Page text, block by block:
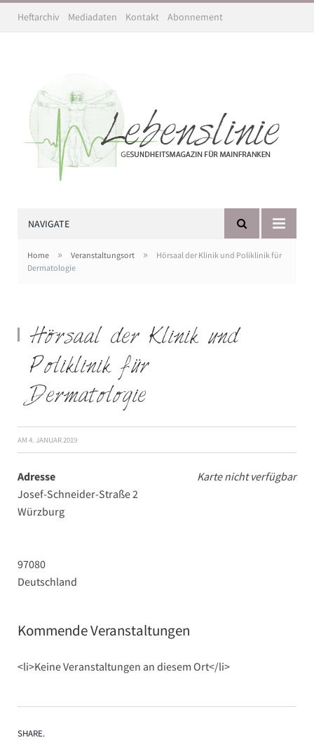
Heftarchiv Mediadaten Kontakt Abonnement
NAVIGATE
Home » Veranstaltungsort »
Hörsaal der Klinik und Poliklinik für
Dermatologie
Hörsaal der Klinik und
Poliklinik für
Dermatologie
AM 4. JANUAR 2019
Karte nicht verfügbar
Adresse
Josef-Schneider-Straße 2
Würzburg
97080
Deutschland
Kommende Veranstaltungen
<li>Keine Veranstaltungen an diesem Ort</li>
SHARE.